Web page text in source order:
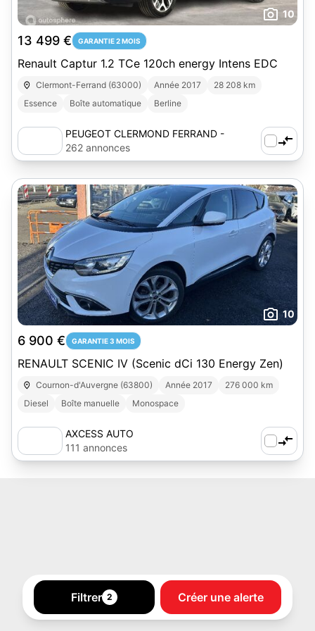
10
13 499 € GARANTIE 2 MOIS
Renault Captur 1.2 TCe 120ch energy Intens EDC
Clermont-Ferrand (63000) Année 2017
28 208 km
Essence
Boîte automatique Berline
PEUGEOT CLERMOND FERRAND -
AUTOSPHERE
262 annonces
10
6 900 € GARANTIE 3 MOIS
RENAULT SCENIC IV (Scenic dCi 130 Energy Zen)
Cournon-d'Auvergne (63800) Année 2017
276 000 km
Diesel
Boîte manuelle Monospace
AXCESS AUTO
111 annonces
Filtrer 2 Créer une alerte